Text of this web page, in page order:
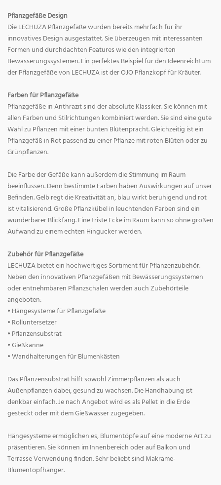
Pflanzgefäße Design
Die LECHUZA Pflanzgefäße wurden bereits mehrfach für ihr
innovatives Design ausgestattet. Sie überzeugen mit interessanten
Formen und durchdachten Features wie den integrierten
Bewässerungssystemen. Ein perfektes Beispiel für den Ideenreichtum
der Pflanzgefäße von LECHUZA ist der OJO Pflanzkopf für Kräuter.
Farben für Pflanzgefäße
Pflanzgefäße in Anthrazit sind der absolute Klassiker. Sie können mit
allen Farben und Stilrichtungen kombiniert werden. Sie sind eine gute
Wahl zu Pflanzen mit einer bunten Blütenpracht. Gleichzeitig ist ein
Pflanzgefäß in Rot passend zu einer Pflanze mit roten Blüten oder zu
Grünpflanzen.
Die Farbe der Gefäße kann außerdem die Stimmung im Raum
beeinflussen. Denn bestimmte Farben haben Auswirkungen auf unser
Befinden. Gelb regt die Kreativität an, blau wirkt beruhigend und rot
ist vitalisierend. Große Pflanzkübel in leuchtenden Farben sind ein
wunderbarer Blickfang. Eine triste Ecke im Raum kann so ohne großen
Aufwand zu einem echten Hingucker werden.
Zubehör für Pflanzgefäße
LECHUZA bietet ein hochwertiges Sortiment für Pflanzenzubehör.
Neben den innovativen Pflanzgefäßen mit Bewässerungssystemen
oder entnehmbaren Pflanzschalen werden auch Zubehörteile
angeboten:
• Hängesysteme für Pflanzgefäße
• Rolluntersetzer
• Pflanzensubstrat
• Gießkanne
• Wandhalterungen für Blumenkästen
Das Pflanzensubstrat hilft sowohl Zimmerpflanzen als auch
Außenpflanzen dabei, gesund zu wachsen. Die Handhabung ist
denkbar einfach. Je nach Angebot wird es als Pellet in die Erde
gesteckt oder mit dem Gießwasser zugegeben.
Hängesysteme ermöglichen es, Blumentöpfe auf eine moderne Art zu
präsentieren. Sie können im Innenbereich oder auf Balkon und
Terrasse Verwendung finden. Sehr beliebt sind Makrame-
Blumentopfhänger.